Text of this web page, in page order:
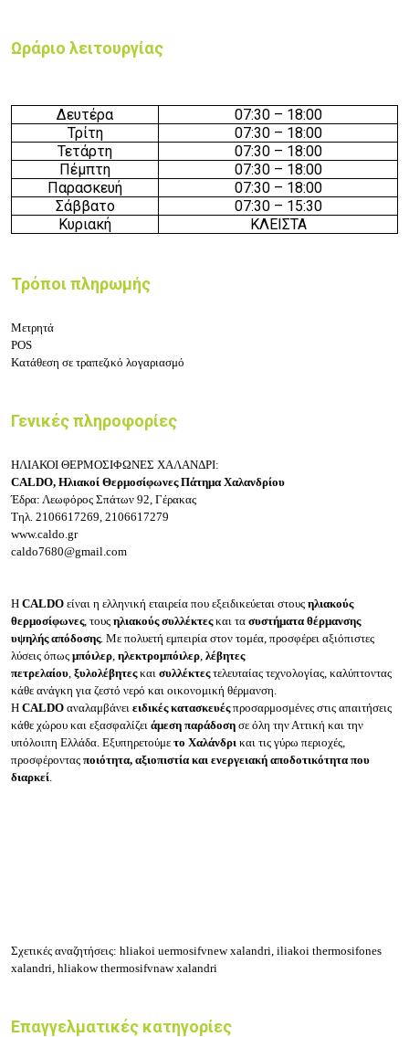
Ωράριο λειτουργίας
Δευτέρα 07:30– 18:00
Τρίτη
07:30– 18:00
Τετάρτη
07:30– 18:00
Πέμπτη
07:30– 18:00
Παρασκευή
07:30– 18:00
Σάββατο
07:30– 15:30
Κυριακή
ΚΛΕΙΣΤΑ
Τρόποι πληρωμής
Μετρητά
POS
Κατάθεση σε τραπεζικό λογαριασμό
Γενικές πληροφορίες
ΗΛΙΑΚΟΙ ΘΕΡΜΟΣΙΦΩΝΕΣ ΧΑΛΑΝΔΡΙ:
CALDO, Ηλιακοί Θερμοσίφωνες Πάτημα Χαλανδρίου
Έδρα: Λεωφόρος Σπάτων 92, Γέρακας
Τηλ. 2106617269, 2106617279
www.caldo.gr
caldo7680@gmail.com
Η CALDO είναι η ελληνική εταιρεία που εξειδικεύεται στους ηλιακούς
θερμοσίφωνες, τους ηλιακούς συλλέκτεςκαι τα συστήματα θέρμανσης
υψηλής απόδοσης. Με πολυετή εμπειρία στον τομέα, προσφέρει αξιόπιστες
λύσεις όπως μπόιλερ ηλεκτρομπόιλερ λέβητες
πετρελαίου ξυλολέβητεςκαι συλλέκτεςτελευταίας τεχνολογίας, καλύπτοντας
κάθε ανάγκη για ζεστό νερό και οικονομική θέρμανση.
Η CALDO αναλαμβάνει ειδικές κατασκευέςπροσαρμοσμένες στις απαιτήσεις
κάθε χώρου και εξασφαλίζει άμεση παράδοση σε όλη την Αττική και την
υπόλοιπη Ελλάδα. Εξυπηρετούμε το Χαλάνδρι και τις γύρω περιοχές,
προσφέροντας ποιότητα, αξιοπιστία και ενεργειακή αποδοτικότητα που
διαρκεί
Σχετικές αναζητήσεις: hliakoi uermosifvnew xalandri, iliakoi thermosifones
xalandri, hliakow thermosifvnaw xalandri
Επαγγελματικές κατηγορίες